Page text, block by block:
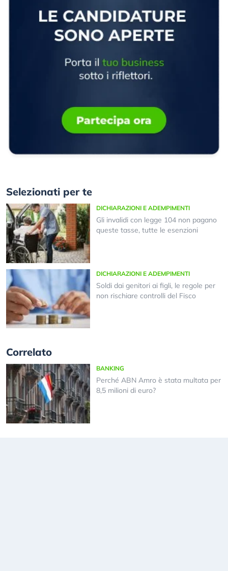
Selezionati per te
DICHIARAZIONI E ADEMPIMENTI
Gli invalidi con legge 104 non pagano
queste tasse, tutte le esenzioni
DICHIARAZIONI E ADEMPIMENTI
Soldi dai genitori ai figli, le regole per
non rischiare controlli del Fisco
Correlato
BANKING
Perché ABN Amro è stata multata per
8,5 milioni di euro?